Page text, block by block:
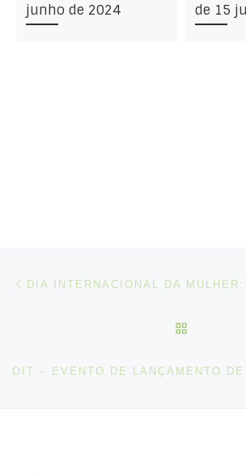
junho de 2024
de 15
Post navigation